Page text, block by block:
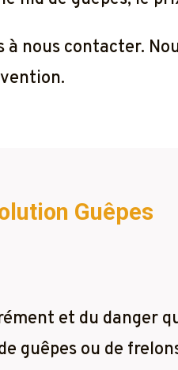
nous contacter.
Guêpes
et du danger
guêpes ou de